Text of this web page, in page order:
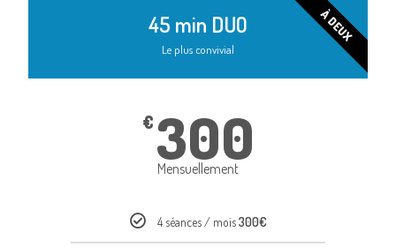
45 min DUO
Le plus convivial
€ 300
Mensuellement
4 séances / mois300€
À DEUX